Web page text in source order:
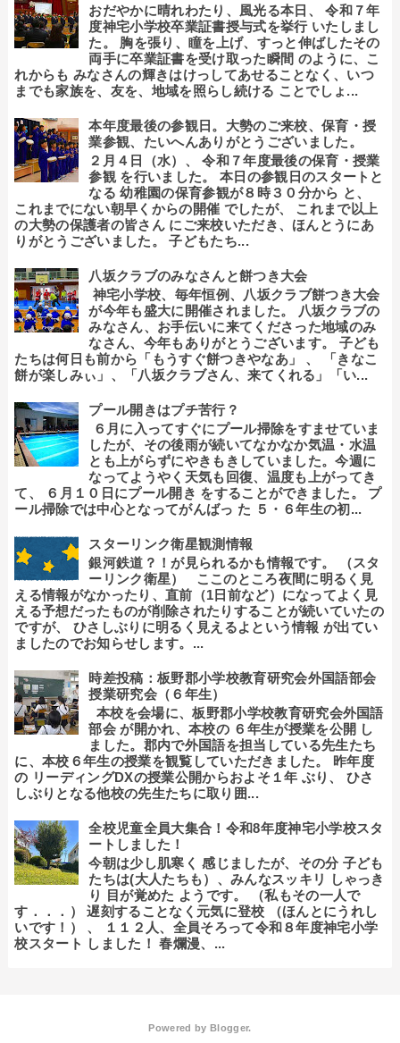
おだやかに晴れわたり、風光る本日、 令和７年
度神宅小学校卒業証書授与式を挙行 いたしまし
た。 胸を張り、瞳を上げ、すっと伸ばしたその
両手に卒業証書を受け取った瞬間 のように、こ
れからも みなさんの輝きはけっしてあせることなく、いつ
までも家族を、友を、地域を照らし続ける ことでしょ...
本年度最後の参観日。大勢のご来校、保育・授
業参観、たいへんありがとうございました。
２月４日（水）、 令和７年度最後の保育・授業
参観 を行いました。 本日の参観日のスタートと
なる 幼稚園の保育参観が８時３０分から と、
これまでにない朝早くからの開催 でしたが、 これまで以上
の大勢の保護者の皆さん にご来校いただき、ほんとうにあ
りがとうございました。 子どもたち...
八坂クラブのみなさんと餅つき大会
神宅小学校、毎年恒例、八坂クラブ餅つき大会
が今年も盛大に開催されました。 八坂クラブの
みなさん、お手伝いに来てくださった地域のみ
なさん、今年もありがとうございます。 子ども
たちは何日も前から「もうすぐ餅つきやなあ」 、 「きなこ
餅が楽しみぃ」、「八坂クラブさん、来てくれる」「い...
プール開きはプチ苦行？
６月に入ってすぐにプール掃除をすませていま
したが、その後雨が続いてなかなか気温・水温
とも上がらずにやきもきしていました。今週に
なってようやく天気も回復、温度も上がってき
て、 ６月１０日にプール開き をすることができました。 プ
ール掃除では中心となってがんばっ た ５・６年生の初...
スターリンク衛星観測情報
銀河鉄道？！が見られるかも情報です。 （スタ
ーリンク衛星） ここのところ夜間に明るく見
える情報がなかったり、直前（1日前など）になってよく見
える予想だったものが削除されたりすることが続いていたの
ですが、 ひさしぶりに明るく見えるよという情報 が出てい
ましたのでお知らせします。...
時差投稿：板野郡小学校教育研究会外国語部会
授業研究会（６年生）
本校を会場に、板野郡小学校教育研究会外国語
部会 が開かれ、本校の ６年生が授業を公開 し
ました。郡内で外国語を担当している先生たち
に、本校６年生の授業を観覧していただきました。 昨年度
の リーディングDXの授業公開からおよそ１年 ぶり、 ひさ
しぶりとなる他校の先生たちに取り囲...
全校児童全員大集合！令和8年度神宅小学校スタ
ートしました！
今朝は少し肌寒く 感じましたが、その分 子ども
たちは(大人たちも）、みんなスッキリ しゃっき
り 目が覚めた ようです。 （私もその一人で
す．．．） 遅刻することなく元気に登校 （ほんとにうれし
いです！） 、 １１２人、全員そろって令和８年度神宅小学
校スタート しました！ 春爛漫、...
Powered by Blogger.